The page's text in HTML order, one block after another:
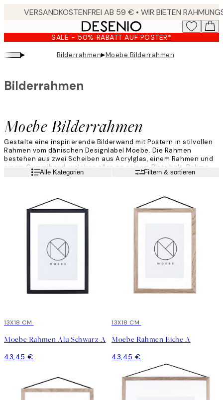
content.
SALE - 50% RABATT AUF POSTER*
▸ Bilderrahmen▸Moebe Bilderrahmen
Moebe Bilderrahmen
Bilderrahmen
Gestalte eine inspirierende Bilderwand mit Postern in stilvollen
Rahmen vom dänischen Designlabel Moebe. Die Rahmen
bestehen aus zwei Scheiben aus Acrylglas, einem Rahmen und
einem Gummiband, welches alles an seinem Platz hält. Rahme
dein Lieblingsdesign oder gepresste Blumen und hänge es an
WeiterlesenAlle Kategorien Filtern & sortieren
13X18 CM
Moebe Rahmen Alu Schwarz A
43,45 €
13X18 CM
Moebe Rahmen Eiche A
43,45 €